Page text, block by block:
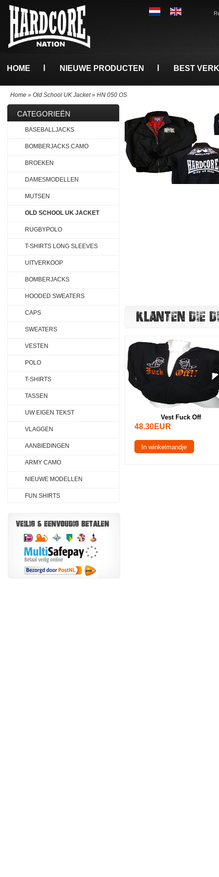
HOME NIEUWE PRODUCTEN BEST
Home » Old School UK Jacket» HN 050 OS
KLANTEN DIE
Vest Fuck Off
48.30EUR
In winkelmandje
CATEGORIEËN
BASEBALLJACKS
BOMBERJACKS CAMO
BROEKEN
DAMESMODELLEN
MUTSEN
OLD SCHOOL UK JACKET
RUGBYPOLO
T-SHIRTS LONG SLEEVES
UITVERKOOP
BOMBERJACKS
HOODED SWEATERS
CAPS
SWEATERS
VESTEN
POLO
T-SHIRTS
TASSEN
UW EIGEN TEKST
VLAGGEN
AANBIEDINGEN
ARMY CAMO
NIEUWE MODELLEN
FUN SHIRTS